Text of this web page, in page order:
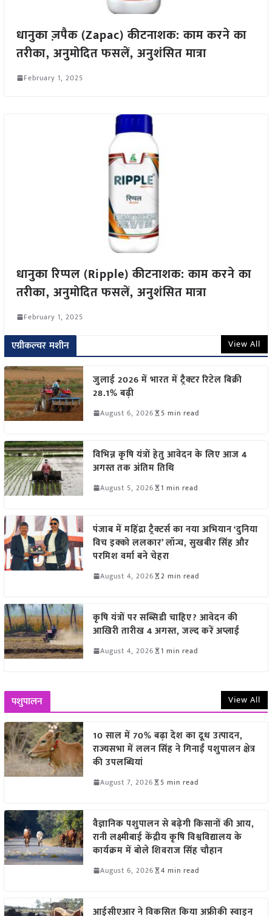
धानुका ज़पैक (Zapac) कीटनाशक: काम करने का
तरीका, अनुमोदित फसलें, अनुशंसित मात्रा
February 1, 2025
धानुका रिप्पल (Ripple) कीटनाशक: काम करने का
तरीका, अनुमोदित फसलें, अनुशंसित मात्रा
February 1, 2025
एग्रीकल्चर मशीन View All
जुलाई 2026 में भारत में ट्रैक्टर रिटेल बिक्री
28.1% बढ़ी
August 6, 2026 5 min read
विभिन्न कृषि यंत्रों हेतु आवेदन के लिए आज 4
अगस्त तक अंतिम तिथि
August 5, 2026 1 min read
पंजाब में महिंद्रा ट्रैक्टर्स का नया अभियान ‘दुनिया
विच इक्को ललकार’ लॉन्च, सुखबीर सिंह और
परमिश वर्मा बने चेहरा
August 4, 2026 2 min read
कृषि यंत्रों पर सब्सिडी चाहिए? आवेदन की
आखिरी तारीख 4 अगस्त, जल्द करें अप्लाई
August 4, 2026 1 min read
पशुपालन View All
10 साल में 70% बढ़ा देश का दूध उत्पादन,
राज्यसभा में ललन सिंह ने गिनाईं पशुपालन क्षेत्र
की उपलब्धियां
August 7, 2026 5 min read
वैज्ञानिक पशुपालन से बढ़ेगी किसानों की आय,
रानी लक्ष्मीबाई केंद्रीय कृषि विश्वविद्यालय के
कार्यक्रम में बोले शिवराज सिंह चौहान
August 6, 2026 4 min read
आईसीएआर ने विकसित किया अफ्रीकी स्वाइन